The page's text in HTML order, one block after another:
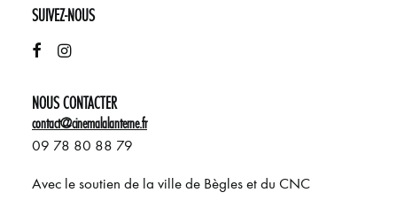
SUIVEZ-NOUS
NOUS CONTACTER
contact@cinemalalanterne.fr
09 78 80 88 79
Avec le soutien de la ville de Bègles et du CNC